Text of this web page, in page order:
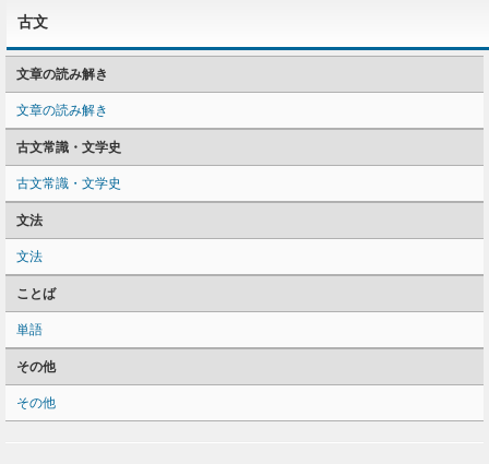
古文
文章の読み解き
文章の読み解き
古文常識・文学史
古文常識・文学史
文法
文法
ことば
単語
その他
その他